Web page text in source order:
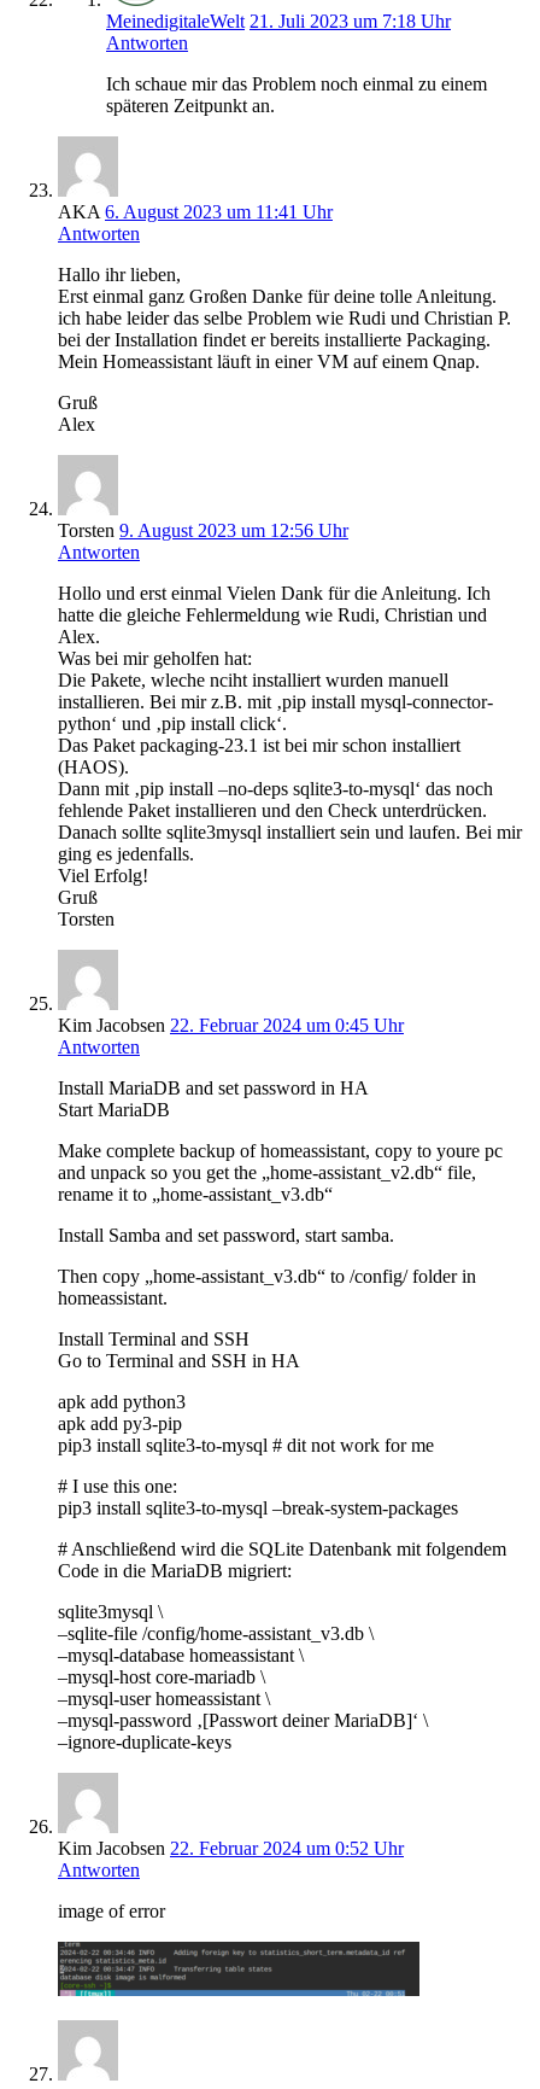
MeinedigitaleWelt 21. Juli 2023 um 7:18 Uhr
Antworten
Ich schaue mir das Problem noch einmal zu einem
späteren Zeitpunkt an.
AKA 6. August 2023 um 11:41 Uhr
Antworten
Hallo ihr lieben,
Erst einmal ganz Großen Danke für deine tolle Anleitung.
ich habe leider das selbe Problem wie Rudi und Christian P.
bei der Installation findet er bereits installierte Packaging.
Mein Homeassistant läuft in einer VM auf einem Qnap.
Gruß
Alex
Torsten 9. August 2023 um 12:56 Uhr
Antworten
Hollo und erst einmal Vielen Dank für die Anleitung. Ich
hatte die gleiche Fehlermeldung wie Rudi, Christian und
Alex.
Was bei mir geholfen hat:
Die Pakete, wleche nciht installiert wurden manuell
installieren. Bei mir z.B. mit ‚pip install mysql-connector-
python‘ und ‚pip install click‘.
Das Paket packaging-23.1 ist bei mir schon installiert
(HAOS).
Dann mit ‚pip install –no-deps sqlite3-to-mysql‘ das noch
fehlende Paket installieren und den Check unterdrücken.
Danach sollte sqlite3mysql installiert sein und laufen. Bei mir
ging es jedenfalls.
Viel Erfolg!
Gruß
Torsten
Kim Jacobsen 22. Februar 2024 um 0:45 Uhr
Antworten
Install MariaDB and set password in HA
Start MariaDB
Make complete backup of homeassistant, copy to youre pc
and unpack so you get the „home-assistant_v2.db“ file,
rename it to „home-assistant_v3.db“
Install Samba and set password, start samba.
Then copy „home-assistant_v3.db“ to /config/ folder in
homeassistant.
Install Terminal and SSH
Go to Terminal and SSH in HA
apk add python3
apk add py3-pip
pip3 install sqlite3-to-mysql # dit not work for me
# I use this one:
pip3 install sqlite3-to-mysql –break-system-packages
# Anschließend wird die SQLite Datenbank mit folgendem
Code in die MariaDB migriert:
sqlite3mysql \
–sqlite-file /config/home-assistant_v3.db \
–mysql-database homeassistant \
–mysql-host core-mariadb \
–mysql-user homeassistant \
–mysql-password ‚[Passwort deiner MariaDB]‘ \
–ignore-duplicate-keys
Kim Jacobsen 22. Februar 2024 um 0:52 Uhr
Antworten
image of error